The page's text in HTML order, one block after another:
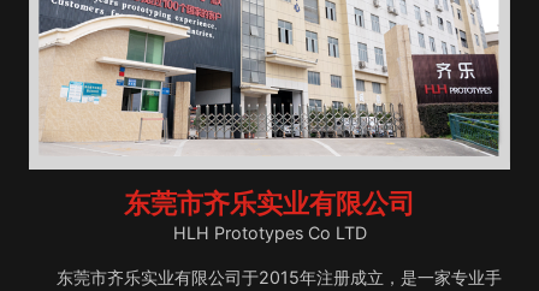
东莞市齐乐实业有限公司
HLH Prototypes Co LTD
东莞市齐乐实业有限公司于2015年注册成立，是一家专业手